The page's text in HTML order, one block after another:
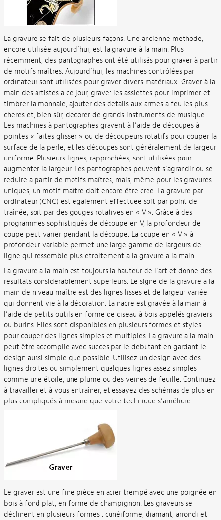
La gravure se fait de plusieurs façons. Une ancienne méthode,
encore utilisée aujourd’hui, est la gravure à la main. Plus
récemment, des pantographes ont été utilisés pour graver à partir
de motifs maîtres. Aujourd’hui, les machines contrôlées par
ordinateur sont utilisées pour graver divers matériaux. Graver à la
main des artistes à ce jour, graver les assiettes pour imprimer et
timbrer la monnaie, ajouter des détails aux armes à feu les plus
chères et, bien sûr, décorer de grands instruments de musique.
Les machines à pantographes gravent à l’aide de découpes à
pointes « faites glisser » ou de découpeurs rotatifs pour couper la
surface de la perle, et les découpes sont généralement de largeur
uniforme. Plusieurs lignes, rapprochées, sont utilisées pour
augmenter la largeur. Les pantographes peuvent s’agrandir ou se
réduire à partir de motifs maîtres, mais, même pour les gravures
uniques, un motif maître doit encore être créé. La gravure par
ordinateur (CNC) est également effectuée soit par point de
traînée, soit par des gouges rotatives en « V ». Grâce à des
programmes sophistiqués de découpe en V, la profondeur de
coupe peut varier pendant la découpe. La coupe en « V » à
profondeur variable permet une large gamme de largeurs de
ligne qui ressemble plus étroitement à la gravure à la main.
La gravure à la main est toujours la hauteur de l’art et donne des
résultats considérablement supérieurs. Le signe de la gravure à la
main de niveau maître est des lignes lisses et de largeur variée
qui donnent vie à la décoration. La nacre est gravée à la main à
l’aide de petits outils en forme de ciseau à bois appelés graviers
ou burins. Elles sont disponibles en plusieurs formes et styles
pour couper des lignes simples et multiples. La gravure à la main
peut être accomplie avec succès par le débutant en gardant le
design aussi simple que possible. Utilisez un design avec des
lignes droites ou simplement quelques lignes assez simples
comme une étoile, une plume ou des veines de feuille. Continuez
à travailler et à vous entraîner, et essayez des schémas de plus en
plus compliqués à mesure que votre technique s’améliore.
Le graver est une fine pièce en acier trempé avec une poignée en
bois à fond plat, en forme de champignon. Les graveurs se
déclinent en plusieurs formes : cunéiforme, diamant, arrondi et